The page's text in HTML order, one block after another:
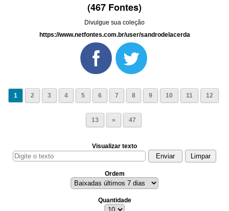
(467 Fontes)
Divulgue sua coleção
https://www.netfontes.com.br/user/sandrodelacerda
1 2 3 4 5 6 7 8 9 10 11 12
13 » 47
Visualizar texto
Ordem
Quantidade